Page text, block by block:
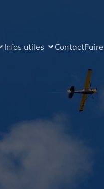
Infos utiles Contact